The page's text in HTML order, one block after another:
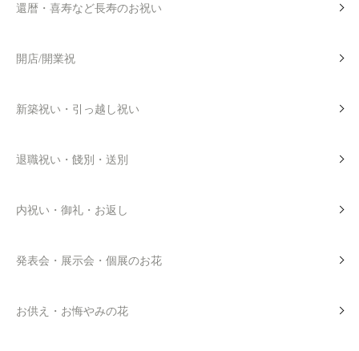
還暦・喜寿など長寿のお祝い
開店/開業祝
新築祝い・引っ越し祝い
退職祝い・餞別・送別
内祝い・御礼・お返し
発表会・展示会・個展のお花
お供え・お悔やみの花